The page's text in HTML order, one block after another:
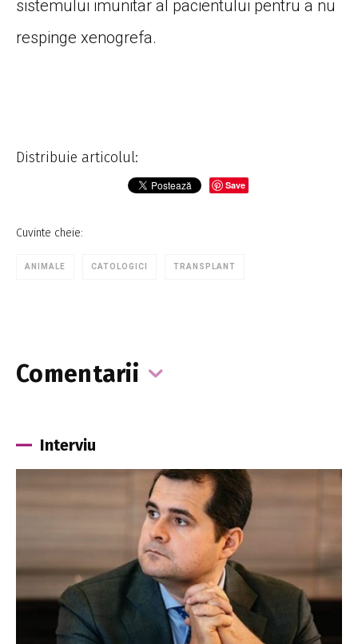
sistemului imunitar al pacientului pentru a nu
respinge xenogrefa.
Distribuie articolul:
Save
Cuvinte cheie:
ANIMALE CATOLOGICI TRANSPLANT
Comentarii
Interviu